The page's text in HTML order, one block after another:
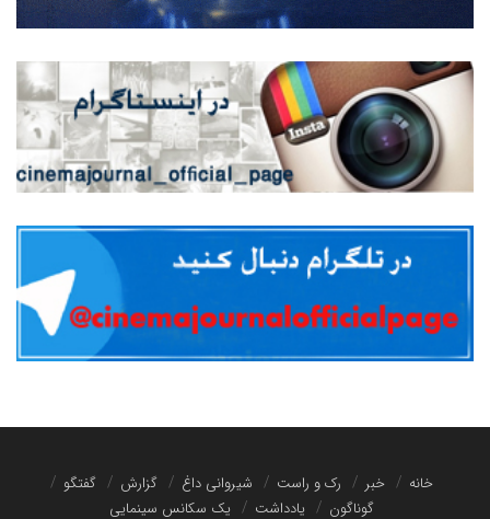
خانه خبر رک و راست شیروانی داغ گزارش
گفتگو
گوناگون
یادداشت یک سکانس سینمایی